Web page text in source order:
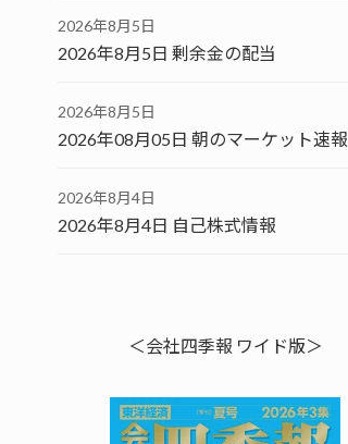
2026年8月5日
2026年8月5日 剰余金の配当
2026年8月5日
2026年08月05日 朝のマーケット速報
2026年8月4日
2026年8月4日 自己株式情報
＜会社四季報 ワイド版＞